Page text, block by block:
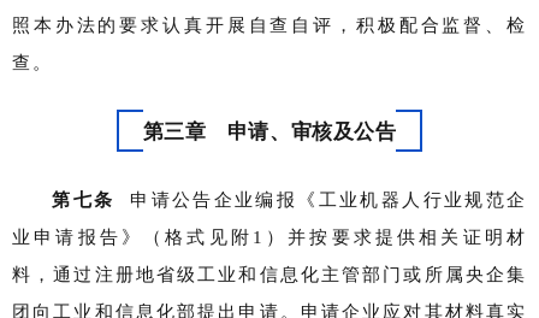
照本办法的要求认真开展自查自评，积极配合监督、检
查。
第三章 申请、审核及公告
第七条
申请公告企业编报《工业机器人行业规范企
业申请报告》（格式见附1）并按要求提供相关证明材
料，通过注册地省级工业和信息化主管部门或所属央企集
团向工业和信息化部提出申请。申请企业应对其材料真实